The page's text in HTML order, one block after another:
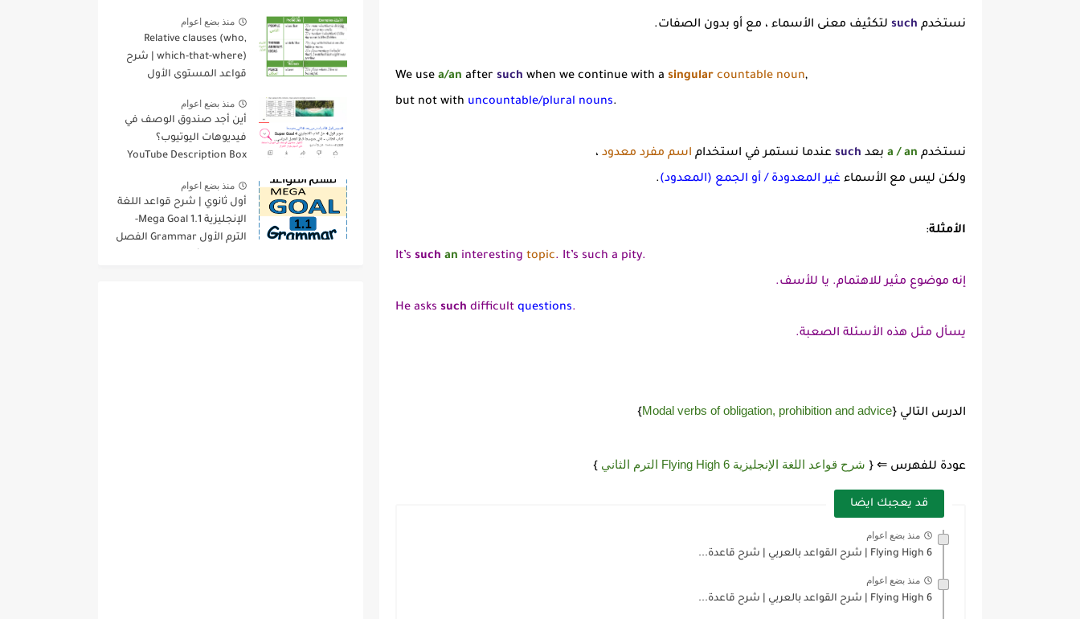
نستخدم such لتكثيف معنى الأسماء ، مع أو بدون الصفات.
We use a/an after such when we continue with a singular countable noun,
but not with uncountable/plural nouns.
نستخدم a / an بعد such عندما نستمر في استخدام اسم مفرد معدود ،
ولكن ليس مع الأسماء غير المعدودة / أو الجمع (المعدود).
الأمثلة:
It’s such an interesting topic. It’s such a pity.
إنه موضوع مثير للاهتمام. يا للأسف.
He asks such difficult questions.
يسأل مثل هذه الأسئلة الصعبة.
الدرس التالي {Modal verbs of obligation, prohibition and advice
}
عودة للفهرس ⇐ { شرح قواعد اللغة الإنجليزية 6 Flying High الترم الثاني }
قد يعجبك ايضا
منذ بضع اعوام
Flying High 6 | شرح القواعد بالعربي | شرح قاعدة...
منذ بضع اعوام
Flying High 6 | شرح القواعد بالعربي | شرح قاعدة...
منذ بضع اعوام
Relative clauses (who,
which-that-where) | شرح
قواعد المستوى الأول
منذ بضع اعوام
أين أجد صندوق الوصف في
فيديوهات اليوتيوب؟
YouTube Description Box
منذ بضع اعوام
أول ثانوي | شرح قواعد اللغة
الإنجليزية 1.1 Mega Goal-
الترم الأول Grammar الفصل